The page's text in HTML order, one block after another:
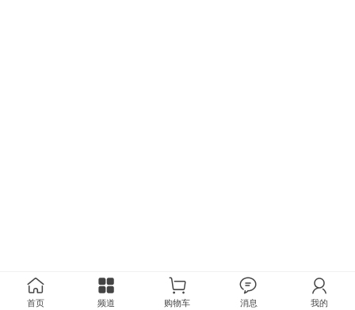
首页 频道 购物车 消息 我的